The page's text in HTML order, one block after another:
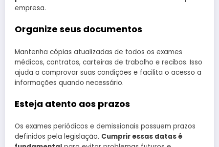
empresa.
Organize seus documentos
Mantenha cópias atualizadas de todos os exames
médicos, contratos, carteiras de trabalho e recibos. Isso
ajuda a comprovar suas condições e facilita o acesso a
informações quando necessário.
Esteja atento aos prazos
Os exames periódicos e demissionais possuem prazos
definidos pela legislação. Cumprir essas datas é